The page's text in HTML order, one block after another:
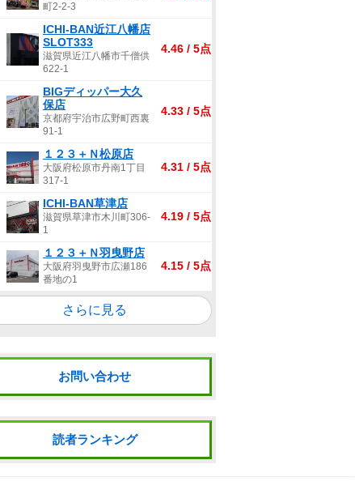
町2-2-3
ICHI-BAN近江八幡店
SLOT333
滋賀県近江八幡市千僧供
622-1
4.46 / 5点
BIGディッパー大久
保店
京都府宇治市広野町西裏
91-1
4.33 / 5点
１２３＋Ｎ松原店
大阪府松原市丹南1丁目
317-1
4.31 / 5点
ICHI-BAN草津店
滋賀県草津市木川町306-
1
4.19 / 5点
１２３＋Ｎ羽曳野店
大阪府羽曳野市広瀬186
番地の1
4.15 / 5点
さらに見る
お問い合わせ
読者ランキング